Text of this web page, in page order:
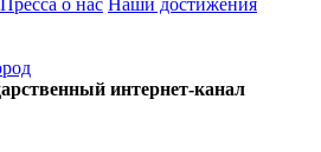
Пресса о нас Наши достижения
интернет-канал